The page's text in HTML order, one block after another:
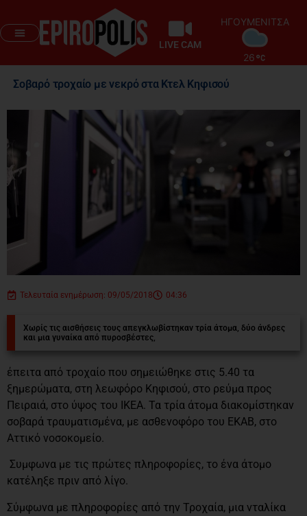
LIVE CAM
ΗΓΟΥΜΕΝΙΤΣΑ
26
Σοβαρό τροχαίο με νεκρό στα Κτελ Κηφισού
Τελευταία ενημέρωση: 09/05/2018 04:36
Χωρίς τις αισθήσεις τους απεγκλωβίστηκαν τρία άτομα, δύο άνδρες
και μια γυναίκα από πυροσβέστες,
έπειτα από τροχαίο που σημειώθηκε στις 5.40 τα
ξημερώματα, στη λεωφόρο Κηφισού, στο ρεύμα προς
Πειραιά, στο ύψος του ΙΚΕΑ. Τα τρία άτομα διακομίστηκαν
σοβαρά τραυματισμένα, με ασθενοφόρο του ΕΚΑΒ, στο
Αττικό νοσοκομείο.
Συμφωνα με τις πρώτες πληροφορίες, το ένα άτομο
κατέληξε πριν από λίγο.
Σύμφωνα με πληροφορίες από την Τροχαία, μια νταλίκα